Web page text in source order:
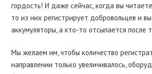
гордость! И даже сейчас, когда вы
то из них регистрирует добровольцев и
аккумуляторы, а кто-то отсыпается после
Мы желаем им, чтобы количество
направлении только увеличивалось,